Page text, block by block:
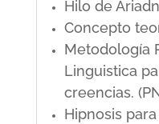
Hilo de
Concepto
Metodología
Linguistica
creencias.
Hipnosis